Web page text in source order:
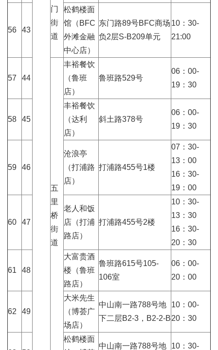
门
街
道
56 43
松鹤楼面
馆（BFC
外滩金融
中心店）
东门路89号BFC商场
负2层S-B209单元
10：30-
21:00
57 44
五
里
桥
街
道
丰裕餐饮
（鲁班
店）
鲁班路529号
06：00-
19：30
58 45
丰裕餐饮
（达利
店）
斜土路378号
06：00-
19：30
59 46
沧浪亭
（打浦路
店）
打浦路455号1楼
07：30-
13：00
16：30-
19：00
60 47
老人和饭
店（打浦
路店）
打浦路455号2楼
10：30-
13：30
16：30-
20：30
61 48
大富贵酒
楼（鲁班
路店）
鲁班路615号105-
106室
06：00-
20：00
62 49
大米先生
（博荟广
场店）
中山南一路788号地
下二层B2-3，B2-2-B
10：00-
20：30
松鹤楼面
中山南一路788号地 10：30-